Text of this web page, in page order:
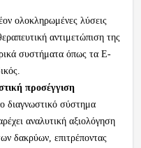
ολοκληρωμένες λύσεις
αντιμετώπιση της
συστήματα όπως τα E-
προσέγγιση
διαγνωστικό σύστημα
αναλυτική αξιολόγηση
δακρύων, επιτρέποντας